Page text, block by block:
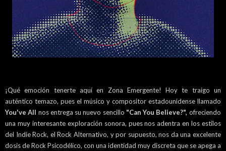
¡Qué emoción tenerte aquí en Zona Emergente! Hoy te traigo un
auténtico temazo, pues el músico y compositor estadounidense llamado
You've All nos entrega su nuevo sencillo "Can You Believe?", ofreciendo
una muy interesante exploración sonora, pues nos adentra en los estilos
del Indie Rock, el Rock Alternativo, y por supuesto, nos da una excelente
dosis de Rock Psicodélico, con una identidad muy discreta que se apega a